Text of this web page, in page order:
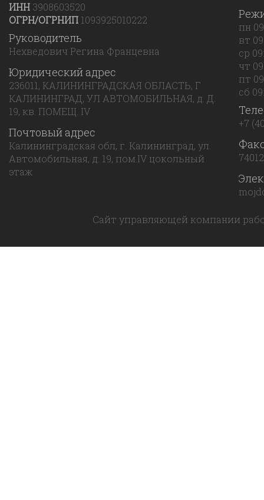
ИНН 3908603520
ОГРН/ОГРНИП 1093925010222
Руководитель
Нехведович Регина Францевна
Юридический адрес
236011, КАЛИНИНГРАДСКАЯ ОБЛАСТЬ, Г
КАЛИНИНГРАД, УЛ АВТОМОБИЛЬНАЯ, д. Д.
19, кв. ПОМЕЩ. IV
Почтовый адрес
Калининградская обл, г. Калининград, ул.
Автомобильная, д. 19, пом.IV цокольный
этаж
пн
вт
ср
чт
пт
сб
+7
Сайт управляющей компании